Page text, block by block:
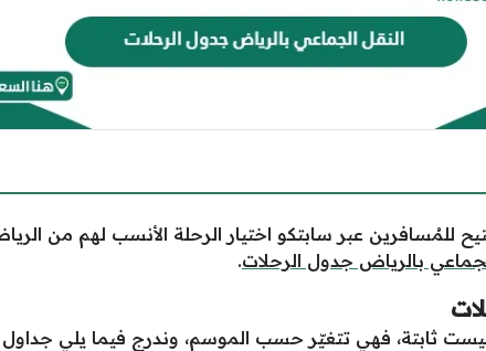
للمُسافرين عبر سابتكو اختيار الرحلة الأنسب لهم من
بالرياض جدول الرحلات.
ثابتة، فهي تتغيّر حسب الموسم، وندرج فيما يلي جداول